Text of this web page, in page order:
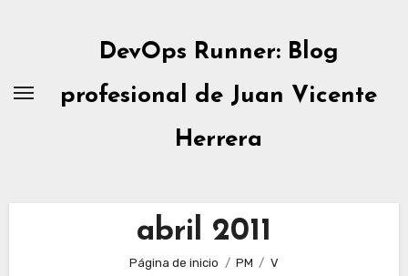
DevOps Runner: Blog
profesional de Juan Vicente
Herrera
abril 2011
Página de inicio PM V